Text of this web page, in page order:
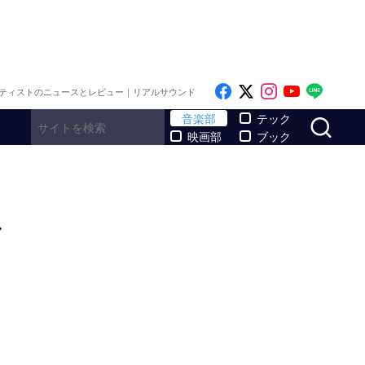
ィストのニュースとレビュー｜リアルサウンド Like on Facebook
Follow on x
Follow on
Follow
音楽部
映画部
テック
ブック